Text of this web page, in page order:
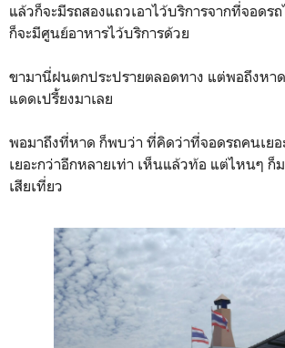
แล้วก็จะมีรถสองแถวเอาไว้บริการจากที่จอดร
ก็จะมีศูนย์อาหารไว้บริการด้วย
ขามานี่ฝนตกประปรายตลอดทาง แต่พอถึงหา
แดดเปรี้ยงมาเลย
พอมาถึงที่หาด ก็พบว่า ที่คิดว่าที่จอดรถคนเย
เยอะกว่าอีกหลายเท่า เห็นแล้วท้อ แต่ไหนๆ ก็
เสียเที่ยว